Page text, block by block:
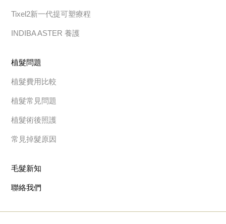
Tixel2新一代提可塑療程
INDIBA ASTER 養護
植髮問題
植髮費用比較
植髮常見問題
植髮術後照護
常見掉髮原因
毛髮新知
聯絡我們